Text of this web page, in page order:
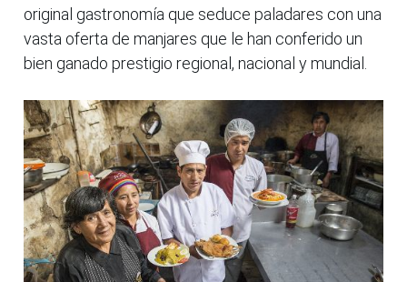
original gastronomía que seduce paladares con una
vasta oferta de manjares que le han conferido un
bien ganado prestigio regional, nacional y mundial.